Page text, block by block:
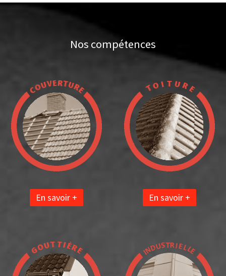
Nos compétences
En savoir + En savoir +